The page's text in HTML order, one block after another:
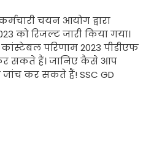
चयन आयोग द्वारा
को रिजल्ट जारी किया गया।
परिणाम 2023 पीडीएफ
सकते हैं। जानिए कैसे आप
कर सकते हैं! SSC GD